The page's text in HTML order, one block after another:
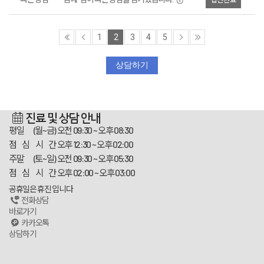
1 2 3 4 5
상담하기
진료 및 상담 안내
평일 (월~금)오전 09:30 ~ 오후 08:30
점 심 시 간오후 12:30 ~ 오후 02:00
주말 (토~일)오전 09:30 ~ 오후 05:30
점 심 시 간오후 02:00 ~ 오후 03:00
공휴일은 휴진 입니다
전화상담
바로가기
카카오톡
상담하기